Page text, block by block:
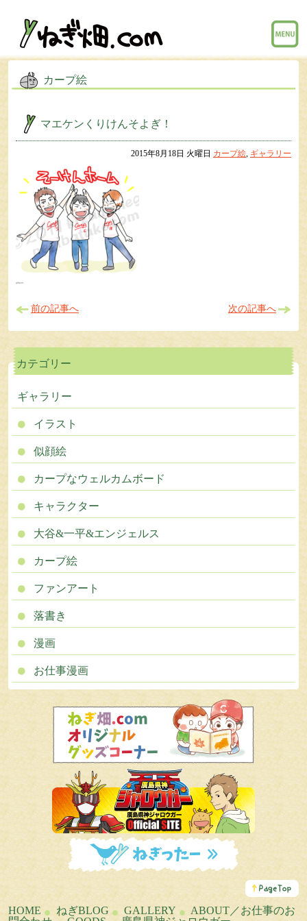
menu
カープ絵
マエケンくりけんそよぎ！
2015年8月18日 火曜日 カープ絵, ギャラリー
前の記事へ 次の記事へ
カテゴリー
ギャラリー
イラスト
似顔絵
カープなウェルカムボード
キャラクター
大谷&一平&エンジェルス
カープ絵
ファンアート
落書き
漫画
お仕事漫画
こ
の
ペ
ー
HOME ねぎBLOG GALLERY
ABOUT／お仕事のお